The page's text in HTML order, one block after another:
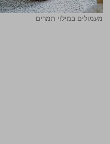
מעמולים במילוי תמרים